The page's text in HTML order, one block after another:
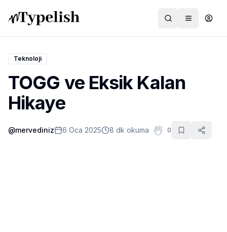
Dünya
Film ve Dizi
Kültür ve Sanat
Teknoloji
TOGG ve Eksik Kalan
Hikaye
@mervediniz 6 Oca 2025 8 dk okuma 0